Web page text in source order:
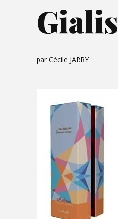
Gialis
par Cécile JARRY